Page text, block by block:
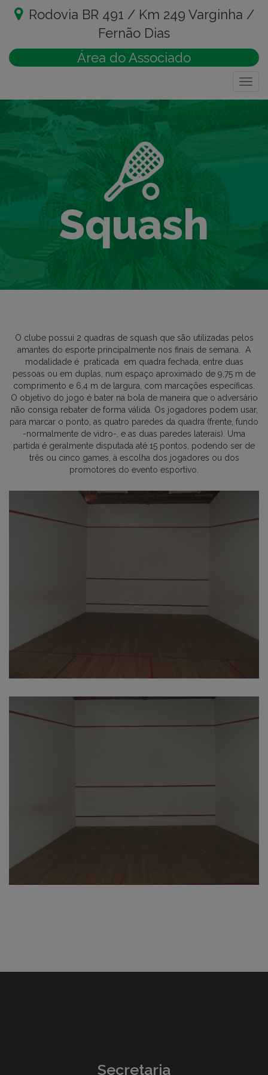
Rodovia BR 491 / Km 249 Varginha /
Fernão Dias
Área do Associado
Squash
O clube possui 2 quadras de squash que são utilizadas pelos
amantes do esporte principalmente nos finais de semana. A
modalidade é praticada em quadra fechada, entre duas
pessoas ou em duplas, num espaço aproximado de 9,75 m de
comprimento e 6,4 m de largura, com marcações específicas.
O objetivo do jogo é bater na bola de maneira que o adversário
não consiga rebater de forma válida. Os jogadores podem usar,
para marcar o ponto, as quatro paredes da quadra (frente, fundo
-normalmente de vidro-, e as duas paredes laterais). Uma
partida é geralmente disputada até 15 pontos, podendo ser de
três ou cinco games, à escolha dos jogadores ou dos
promotores do evento esportivo.
Secretaria